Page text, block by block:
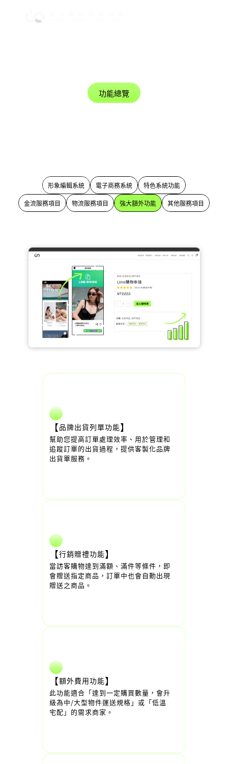
功能總覽
形象編輯系統 電子商務系統 特色系統功能
金流服務項目 物流服務項目 強大額外功能 其他服務項目
【品牌出貨列單功能】
幫助您提高訂單處理效率、用於管理和
追蹤訂單的出貨過程，提供客製化品牌
出貨單服務。
【行銷贈禮功能】
當訪客購物達到滿額、滿件等條件，即
會贈送指定商品，訂單中也會自動出現
贈送之商品。
【額外費用功能】
此功能適合「達到一定購買數量，會升
級為中/大型物件運送規格」或「低溫
宅配」的需求商家。